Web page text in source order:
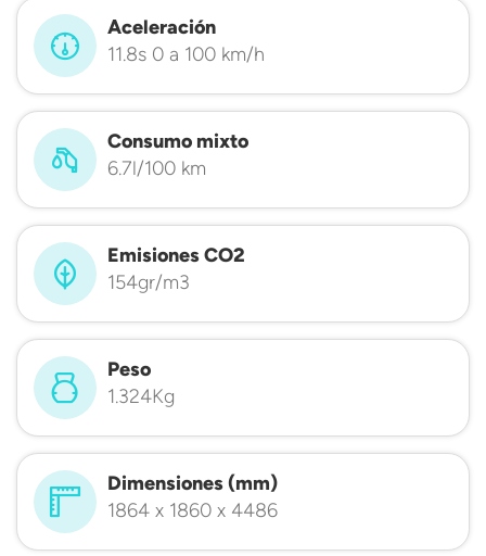
Aceleración
11.8s 0 a 100 km/h
Consumo mixto
6.7l/100 km
Emisiones CO2
154gr/m3
Peso
1.324Kg
Dimensiones (mm)
1864 x 1860 x 4486